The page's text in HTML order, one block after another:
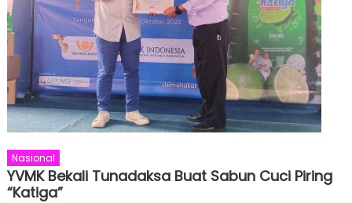
Nasional
YVMK Bekali Tunadaksa Buat Sabun Cuci Piring
“Katiga”